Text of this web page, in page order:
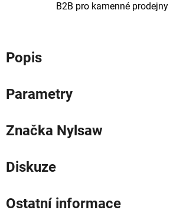
B2B pro kamenné prodejny
Popis
Parametry
Značka Nylsaw
Diskuze
Ostatní informace